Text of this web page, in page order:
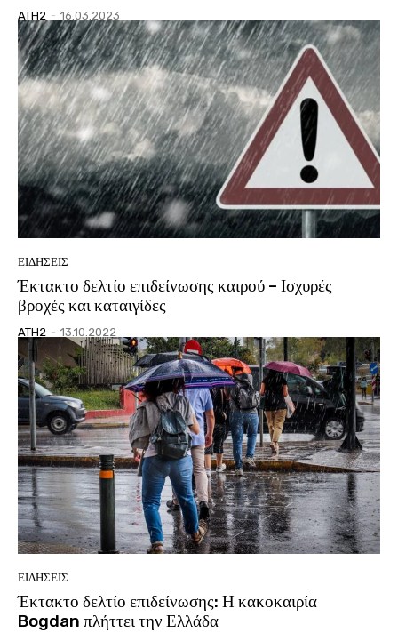
ATH2 - 16.03.2023
ΕΙΔΗΣΕΙΣ
Έκτακτο δελτίο επιδείνωσης καιρού – Ισχυρές
βροχές και καταιγίδες
ATH2 - 13.10.2022
ΕΙΔΗΣΕΙΣ
Έκτακτο δελτίο επιδείνωσης: Η κακοκαιρία
Bogdan πλήττει την Ελλάδα